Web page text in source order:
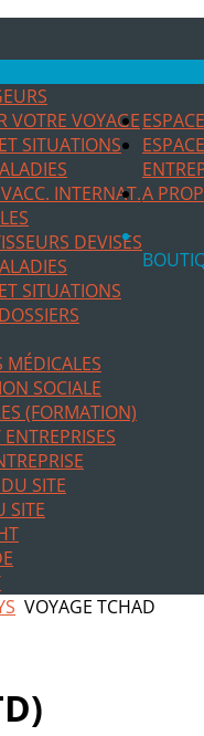
VOTRE VOYAGE
SITUATIONS
INTERNAT.
DEVISES
SITUATIONS
MÉDICALES
ESPACE
SOCIALE
(FORMATION)
A
SITE
SITE
VOYAGE TCHAD